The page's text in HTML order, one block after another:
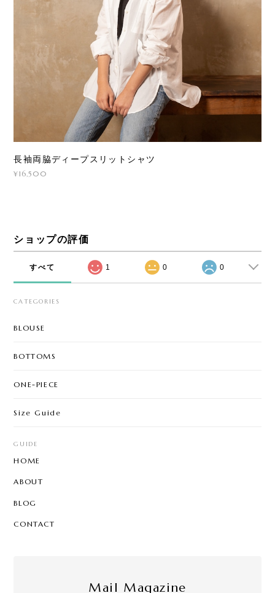
長袖両脇ディープスリットシャツ
¥16,500
ショップの評価
すべて 1 0 0
CATEGORIES
BLOUSE
BOTTOMS
ONE-PIECE
Size Guide
GUIDE
HOME
ABOUT
BLOG
CONTACT
Mail Magazine